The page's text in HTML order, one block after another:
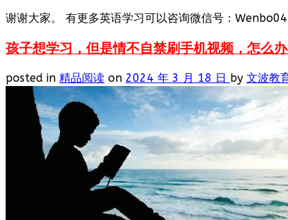
谢谢大家。 有更多英语学习可以咨询微信号：
孩子想学习，但是情不自禁刷手机视频，怎么办
posted in 精品阅读 on 2024 年 3 月 18 日 by 文波教